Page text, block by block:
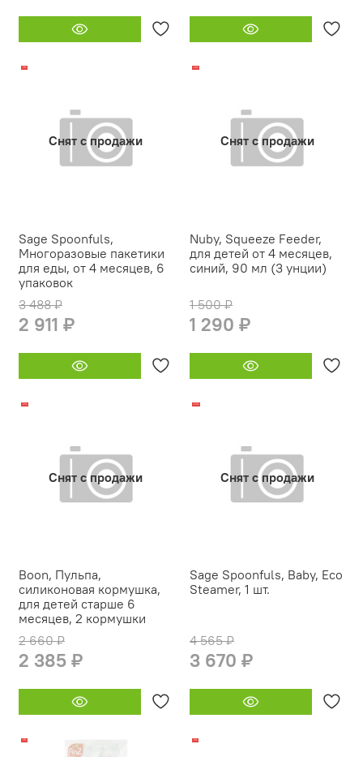
Снят с продажи
-17%
Sage Spoonfuls,
Многоразовые пакетики
для еды, от 4 месяцев, 6
упаковок
3 488 ₽
2 911 ₽
Снят с продажи
-14%
Nuby, Squeeze Feeder,
для детей от 4 месяцев,
синий, 90 мл (3 унции)
1 500 ₽
1 290 ₽
Снят с продажи
-10%
Boon, Пульпа,
силиконовая кормушка,
для детей старше 6
месяцев, 2 кормушки
2 660 ₽
2 385 ₽
Снят с продажи
-20%
Sage Spoonfuls, Baby, Eco
Steamer, 1 шт.
4 565 ₽
3 670 ₽
-17% -11%